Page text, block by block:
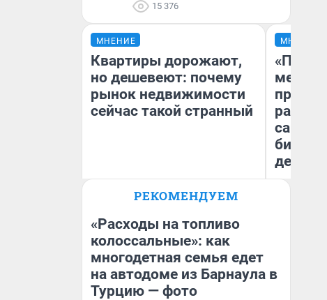
15 376
МНЕНИЕ
Квартиры дорожают,
но дешевеют: почему
рынок недвижимости
сейчас такой странный
Екатерина Торопова
недвижимости
МНЕНИЕ
самом
РЕКОМЕНДУЕМ
«Расходы на топливо
колоссальные»: как
многодетная семья едет
на автодоме из Барнаула в
Турцию — фото